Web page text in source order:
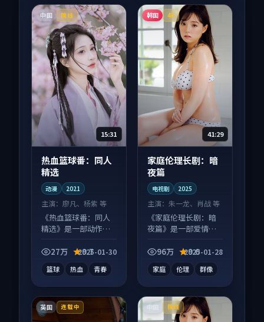
中国 院线
15:31
热血篮球番：同人
精选
动漫 2021
主演： 廖凡、杨紫 等
《热血篮球番：同人
精选》是一部动作向
长为内核，情感戏份
27万 9.7
2025-01-30
篮球 热血 青春
韩国 4K
41:29
家庭伦理长剧：暗
夜篇
电视剧 2025
主演：朱一龙、肖战 等
《家庭伦理长剧：暗
夜篇》是一部爱情向
系层层推进，尾声常
96万 9.0
2025-01-28
家庭 伦理 群像
英国 连载中 中国 院线